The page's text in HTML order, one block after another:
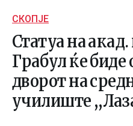
СКОПЈЕ
Статуа на
Грабул ќе биде
дворот на
училиште